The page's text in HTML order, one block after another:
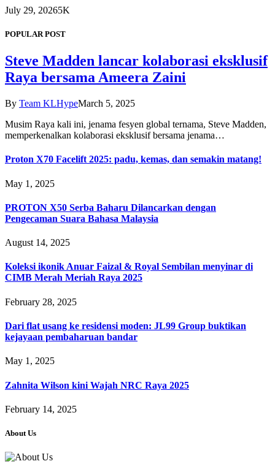
July 29, 20265K
POPULAR POST
Steve Madden lancar kolaborasi eksklusif
Raya bersama Ameera Zaini
By Team KLHypeMarch 5, 2025
Musim Raya kali ini, jenama fesyen global ternama, Steve Madden,
memperkenalkan kolaborasi eksklusif bersama jenama…
Proton X70 Facelift 2025: padu, kemas, dan semakin matang!
May 1, 2025
PROTON X50 Serba Baharu Dilancarkan dengan
Pengecaman Suara Bahasa Malaysia
August 14, 2025
Koleksi ikonik Anuar Faizal & Royal Sembilan menyinar di
CIMB Merah Meriah Raya 2025
February 28, 2025
Dari flat usang ke residensi moden: JL99 Group buktikan
kejayaan pembaharuan bandar
May 1, 2025
Zahnita Wilson kini Wajah NRC Raya 2025
February 14, 2025
About Us